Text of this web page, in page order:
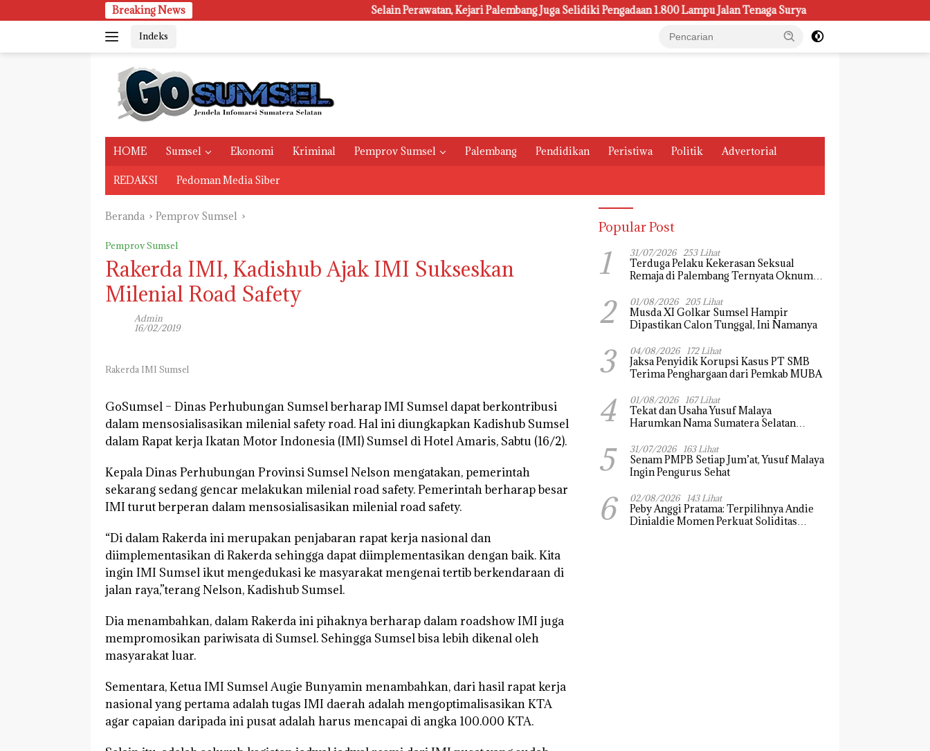
ke
Breaking News Selain Perawatan, Kejari Palembang Juga Selidiki Pengadaan 1.800 Lampu Jalan Tenaga Surya Kasus Pemeliharaan Lampu
Indeks
HOME Sumsel Ekonomi Kriminal Pemprov Sumsel Palembang Pendidikan Peristiwa Politik Advertorial
REDAKSI Pedoman Media Siber
Beranda Pemprov Sumsel
Pemprov Sumsel
Rakerda IMI, Kadishub Ajak IMI Sukseskan
Milenial Road Safety
Admin
16/02/2019
Rakerda IMI Sumsel
GoSumsel – Dinas Perhubungan Sumsel berharap IMI Sumsel dapat berkontribusi
dalam mensosialisasikan milenial safety road. Hal ini diungkapkan Kadishub Sumsel
dalam Rapat kerja Ikatan Motor Indonesia (IMI) Sumsel di Hotel Amaris, Sabtu (16/2).
Kepala Dinas Perhubungan Provinsi Sumsel Nelson mengatakan, pemerintah
sekarang sedang gencar melakukan milenial road safety. Pemerintah berharap besar
IMI turut berperan dalam mensosialisasikan milenial road safety.
“Di dalam Rakerda ini merupakan penjabaran rapat kerja nasional dan
diimplementasikan di Rakerda sehingga dapat diimplementasikan dengan baik. Kita
ingin IMI Sumsel ikut mengedukasi ke masyarakat mengenai tertib berkendaraan di
jalan raya,”terang Nelson, Kadishub Sumsel.
Dia menambahkan, dalam Rakerda ini pihaknya berharap dalam roadshow IMI juga
mempromosikan pariwisata di Sumsel. Sehingga Sumsel bisa lebih dikenal oleh
masyarakat luar.
Sementara, Ketua IMI Sumsel Augie Bunyamin menambahkan, dari hasil rapat kerja
nasional yang pertama adalah tugas IMI daerah adalah mengoptimalisasikan KTA
agar capaian daripada ini pusat adalah harus mencapai di angka 100.000 KTA.
Popular Post
1 31/07/2026 253 Lihat
Terduga Pelaku Kekerasan Seksual
Remaja di Palembang Ternyata Oknum
2 01/08/2026 205 Lihat
Musda XI Golkar Sumsel Hampir
Dipastikan Calon Tunggal, Ini Namanya
3 04/08/2026 172 Lihat
Jaksa Penyidik Korupsi Kasus PT SMB
Terima Penghargaan dari Pemkab MUBA
4 01/08/2026 167 Lihat
Tekat dan Usaha Yusuf Malaya
Harumkan Nama Sumatera Selatan
5 31/07/2026 163 Lihat
Senam PMPB Setiap Jum’at, Yusuf Malaya
Ingin Pengurus Sehat
6 02/08/2026 143 Lihat
Peby Anggi Pratama: Terpilihnya Andie
Dinialdie Momen Perkuat Soliditas